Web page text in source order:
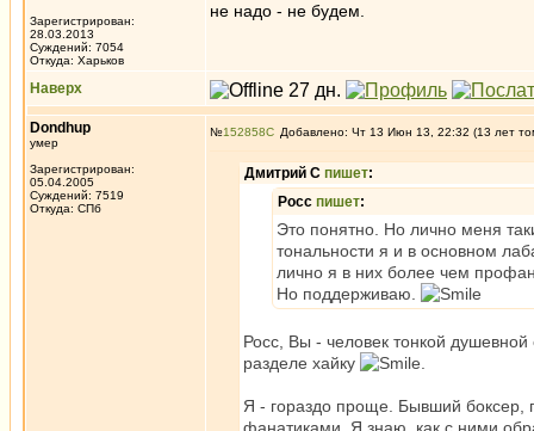
Зарегистрирован:
28.03.2013
Суждений: 7054
Откуда: Харьков
не надо - не будем.
Наверх
Dondhup
умер
Зарегистрирован:
05.04.2005
Суждений: 7519
Откуда: СПб
№152858 Добавлено: Чт 13 Июн 13, 22:32 (13 лет
Дмитрий С пишет:
Росс пишет:
Это понятно. Но лично меня
тональности я и в основном
лично я в них более чем
Но поддерживаю.
Росс, Вы - человек тонкой
разделе хайку
Я - гораздо проще. Бывший боксер,